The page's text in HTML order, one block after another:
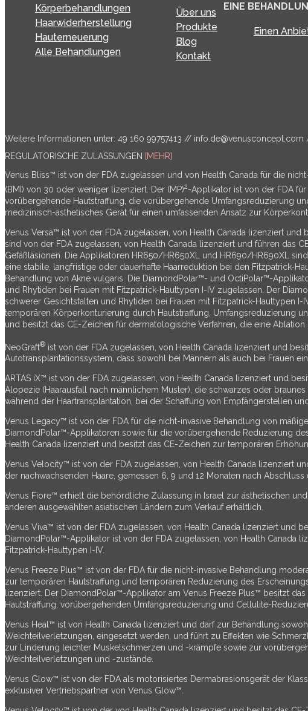
Körperbehandlungen
Haarwiderherstellung
Hauterneuerung
Alle Behandlungen
Über uns
Produkte
Blog
Kontakt
EINE
Einen
Weitere Informationen unter: 49 160 99757413 // info.de@venusconcept.com
REGULATORISCHE ZULASSUNGEN [MEHR]
Venus Bliss™ ist von der FDA zugelassen und von Health Canada für die
(BMI) von 30 oder weniger lizenziert. Der (MP)2-Applikator ist von der FDA
vorübergehende Hautstraffung, die vorübergehende Umfangsreduzierung
medizinisch-ästhetisches Gerät für einen umfassenden Ansatz zur
Venus Versa™ ist von der FDA zugelassen, von Health Canada lizenziert
sind von der FDA zugelassen, von Health Canada lizenziert und führen das
Gefäßläsionen. Die Applikatoren HR650/HR650XL und HR690/HR690XL
eine stabile, langfristige oder dauerhafte Haarreduktion bei den Fitzpatrick-
Behandlung von Akne vulgaris. Die DiamondPolar™- und OctiPolar™-
und Rhytiden bei Frauen mit Fitzpatrick-Hauttypen I-IV zugelassen. Der
schwerer Gesichtsfalten und Rhytiden bei Frauen mit Fitzpatrick-Hauttypen
temporären Körperkonturierung durch Hautstraffung, Umfangsreduzierung
und besitzt das CE-Zeichen für dermatologische Verfahren, die eine
NeoGraft® ist von der FDA zugelassen, von Health Canada lizenziert und
Autotransplantationssystem, dass sowohl bei Männern als auch bei Frauen
ARTAS iX™ ist von der FDA zugelassen, von Health Canada lizenziert und
Alopezie (Haarausfall nach männlichem Muster), die schwarzes oder
während der Haartransplantation, bei der Schaffung von Empfängerstellen
Venus Legacy™ ist von der FDA für die nicht-invasive Behandlung von
DiamondPolar™-Applikatoren sowie für die vorübergehende Reduzierung
Health Canada lizenziert und besitzt das CE-Zeichen zur temporären
Venus Velocity™ ist von der FDA zugelassen, von Health Canada lizenziert
der nachwachsenden Haare, gemessen 6, 9 und 12 Monaten nach
Venus Fiore™ erhielt die behördliche Zulassung in Israel zur ästhetischen
anderen ausgewählten asiatischen Ländern zum Verkauf erhältlich.
Venus Viva™ ist von der FDA zugelassen, von Health Canada lizenziert und
DiamondPolar™-Applikator ist von der FDA zugelassen, von Health Canada
Fitzpatrick-Hauttypen I-IV.
Venus Freeze Plus™ ist von der FDA für die nicht-invasive Behandlung
zur temporären Hautstraffung und temporären Reduzierung des
lizenziert. Der DiamondPolar™-Applikator am Venus Freeze Plus™ besitzt
Hautstraffung, vorübergehenden Umfangsreduzierung und Cellulite-
Venus Heal™ ist von Health Canada lizenziert und darf zur Behandlung
Weichteilverletzungen, eingesetzt werden, und führt zu Effekten wie
zur Linderung leichter Muskelschmerzen und -krämpfe sowie zur
Weichteilverletzungen und -zustände.
Venus Glow™ ist von der FDA als motorisiertes Dermabrasionsgerät der
exklusiver Vertriebspartner von Venus Glow™.